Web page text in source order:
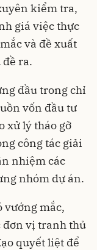
kiểm tra,
giá việc thực
và đề xuất
ra.
đầu trong chỉ
vốn đầu tư
xử lý tháo gỡ
công tác giải
nhiệm các
nhóm dự án.
vướng mắc,
đơn vị tranh thủ
quyết liệt để